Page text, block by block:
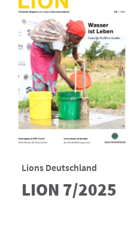
Lions Deutschland
LION 7/2025